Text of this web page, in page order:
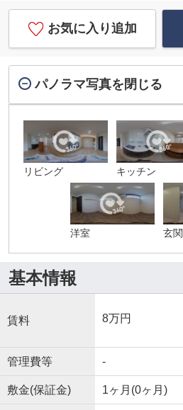
お気に入り追加
パノラマ写真を閉じる
リビング キッチン
洋室 玄関
基本情報
賃料 8万円
管理費等 -
敷金(保証金) 1ヶ月(0ヶ月)